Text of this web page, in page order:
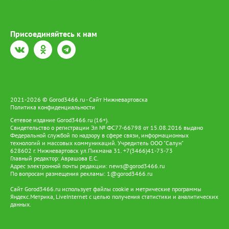
возбуждено уголовное дело по ч. 4 ст. 159.5 УК РФ. Суд уже
избрал меру пресечения для фигурантов. Предполагаемый
организатор отправлен под стражу, а его сообщник будет
дожидаться развития событий под подпиской о невыезде.
Присоединяйтесь к нам
2021-2026 © Gorod3466.ru - Сайт Нижневартовска
Политика конфиденциальности
Сетевое издание Gorod3466.ru (16+).
Свидетельство о регистрации Эл № ФС77-66798 от 15.08.2016 выдано
Федеральной службой по надзору в сфере связи, информационных
технологий и массовых коммуникаций. Учредитель ООО "Салун"
628602 г. Нижневартовск ул.Пикмана 31. +7(3466)41-73-73
Главный редактор: Аврашова Е.С.
Адрес электронной почты редакции: news@gorod3466.ru
По вопросам размещения рекламы: 1@gorod3466.ru
Сайт Gorod3466.ru использует файлы cookie и метрические программы
Яндекс.Метрика, LiveInternet с целью получения статистики и аналитических
данных.